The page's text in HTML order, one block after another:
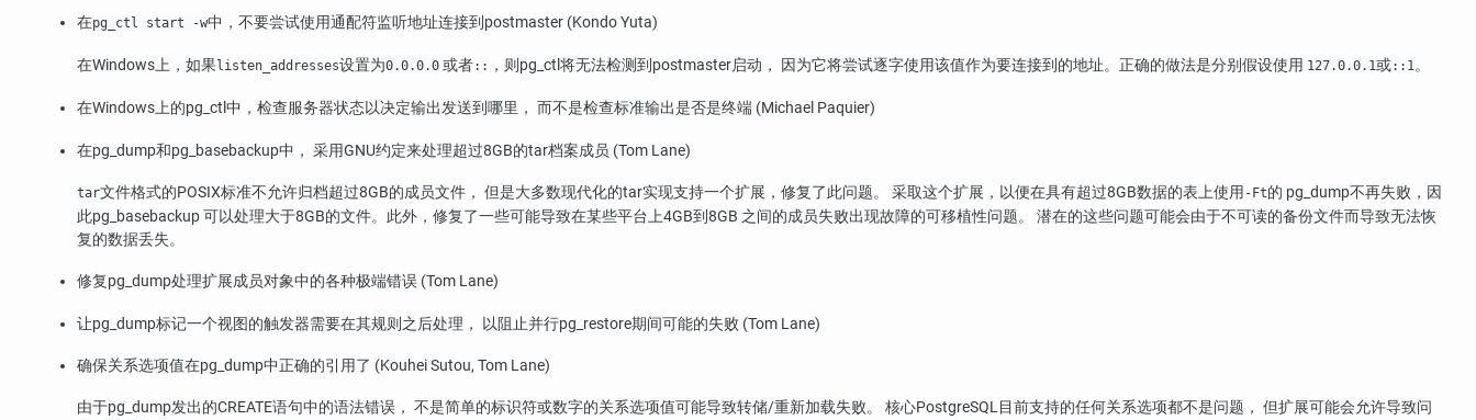
在pg_ctl start -w中，不要尝试使用通配符监听地址连接到postmaster (Kondo Yuta)
在Windows上，如果listen_addresses设置为0.0.0.0 或者:: ，则 pg_ctl 将无法检测到postmaster启动， 因为它将尝试逐字使用该值作为要连接到的地址。正确的做法是分别假设使用 127.0.0.1或::1。
在Windows上的pg_ctl中，检查服务器状态以决定输出发送到哪里， 而不是检查标准输出是否是终端 (Michael Paquier)
在pg_dump和pg_basebackup中， 采用GNU约定来处理超过8GB的tar档案成员 (Tom Lane)
tar文件格式的POSIX标准不允许归档超过8GB的成员文件， 但是大多数现代化的tar实现支持一个扩展，修复了此问题。 采取这个扩展，以便在具有超过8GB数据的表上使用 -Ft的 pg_dump不再失败，因
此pg_basebackup可以处理大于8GB的文件。此外，修复了一些可能导致在某些平台上4GB到8GB 之间的成员失败出现故障的可移植性问题。 潜在的这些问题可能会由于不可读的备份文件而导致无法恢
复的数据丢失。
修复pg_dump处理扩展成员对象中的各种极端错误 (Tom Lane)
让pg_dump标记一个视图的触发器需要在其规则之后处理， 以阻止并行pg_restore期间可能的失败 (Tom Lane)
确保关系选项值在pg_dump中正确的引用了 (Kouhei Sutou, Tom Lane)
由于pg_dump发出的CREATE语句中的语法错误， 不是简单的标识符或数字的关系选项值可能导致转储/重新加载失败。 核心PostgreSQL目前支持的任何关系选项都不是问题， 但扩展可能会允许导致问